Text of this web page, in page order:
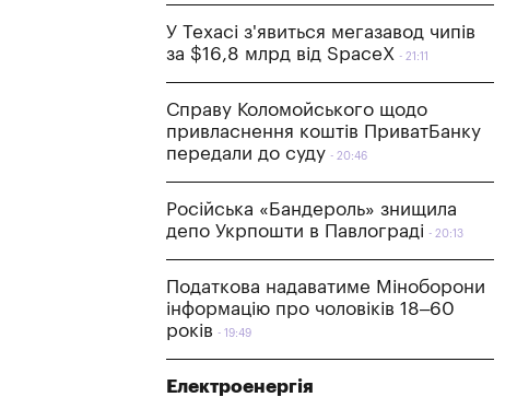
У Техасі з'явиться мегазавод чипів
за $16,8 млрд від SpaceX
21:11
Справу Коломойського щодо
привласнення коштів ПриватБанку
передали до суду
20:46
Російська «Бандероль» знищила
депо Укрпошти в Павлограді
20:13
Податкова надаватиме Міноборони
інформацію про чоловіків 18–60
років
19:49
Електроенергія